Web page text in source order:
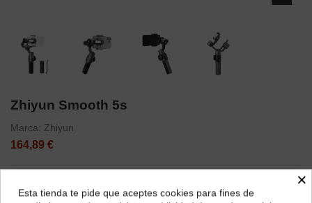
Zhiyun Smooth 5s
Marca: Zhiyun
164,89 €
×
Esta tienda te pide que aceptes cookies para fines de